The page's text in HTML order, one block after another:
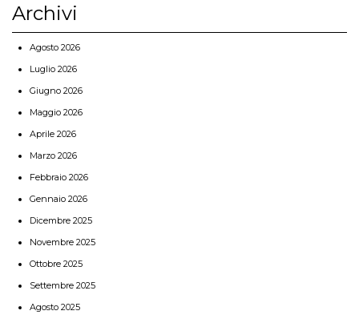
Archivi
Agosto 2026
Luglio 2026
Giugno 2026
Maggio 2026
Aprile 2026
Marzo 2026
Febbraio 2026
Gennaio 2026
Dicembre 2025
Novembre 2025
Ottobre 2025
Settembre 2025
Agosto 2025